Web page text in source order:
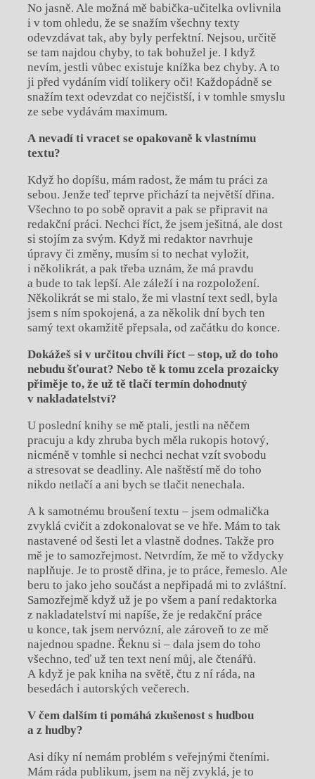
No jasně. Ale možná mě babička-učitelka ovlivnila
i v tom ohledu, že se snažím všechny texty
odevzdávat tak, aby byly perfektní. Nejsou, určitě
se tam najdou chyby, to tak bohužel je. I když
nevím, jestli vůbec existuje knížka bez chyby. A to
ji před vydáním vidí tolikery oči! Každopádně se
snažím text odevzdat co nejčistší, i v tomhle smyslu
ze sebe vydávám maximum.
A nevadí ti vracet se opakovaně k vlastnímu
textu?
Když ho dopíšu, mám radost, že mám tu práci za
sebou. Jenže teď teprve přichází ta největší dřina.
Všechno to po sobě opravit a pak se připravit na
redakční práci. Nechci říct, že jsem ješitná, ale dost
si stojím za svým. Když mi redaktor navrhuje
úpravy či změny, musím si to nechat vyložit,
i několikrát, a pak třeba uznám, že má pravdu
a bude to tak lepší. Ale záleží i na rozpoložení.
Několikrát se mi stalo, že mi vlastní text sedl, byla
jsem s ním spokojená, a za několik dní bych ten
samý text okamžitě přepsala, od začátku do konce.
Dokážeš si v určitou chvíli říct – stop, už do toho
nebudu šťourat? Nebo tě k tomu zcela prozaicky
přiměje to, že už tě tlačí termín dohodnutý
v nakladatelství?
U poslední knihy se mě ptali, jestli na něčem
pracuju a kdy zhruba bych měla rukopis hotový,
nicméně v tomhle si nechci nechat vzít svobodu
a stresovat se deadliny. Ale naštěstí mě do toho
nikdo netlačí a ani bych se tlačit nenechala.
A k samotnému broušení textu – jsem odmalička
zvyklá cvičit a zdokonalovat se ve hře. Mám to tak
nastavené od šesti let a vlastně dodnes. Takže pro
mě je to samozřejmost. Netvrdím, že mě to vždycky
naplňuje. Je to prostě dřina, je to práce, řemeslo. Ale
beru to jako jeho součást a nepřipadá mi to zvláštní.
Samozřejmě když už je po všem a paní redaktorka
z nakladatelství mi napíše, že je redakční práce
u konce, tak jsem nervózní, ale zároveň to ze mě
najednou spadne. Řeknu si – dala jsem do toho
všechno, teď už ten text není můj, ale čtenářů.
A když je pak kniha na světě, čtu z ní ráda, na
besedách i autorských večerech.
V čem dalším ti pomáhá zkušenost s hudbou
a z hudby?
Asi díky ní nemám problém s veřejnými čteními.
Mám ráda publikum, jsem na něj zvyklá, je to